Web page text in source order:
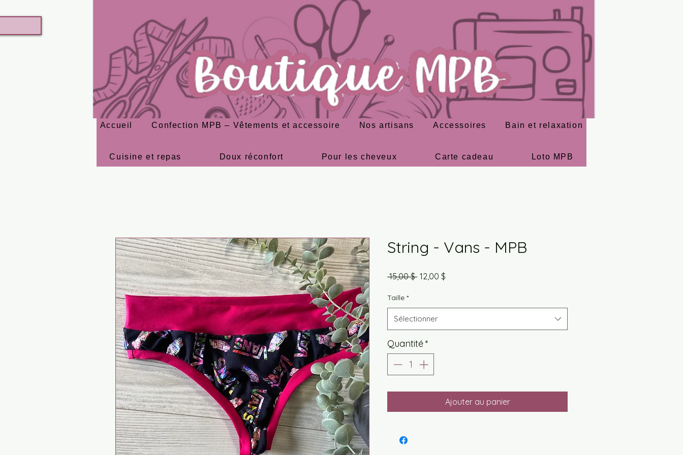
Accueil Confection MPB – Vêtements et accessoire Nos artisans Accessoires Bain et relaxation
Cuisine et repas Doux réconfort Pour les cheveux Carte cadeau Loto MPB
String - Vans - MPB
15,00 $ Prix
12,00 $
Taille *
Sélectionner
Quantité*
Ajouter au panier